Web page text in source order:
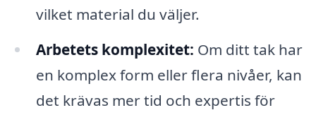
vilket material du väljer.
Arbetets komplexitet: Om ditt tak har
en komplex form eller flera nivåer, kan
det krävas mer tid och expertis för